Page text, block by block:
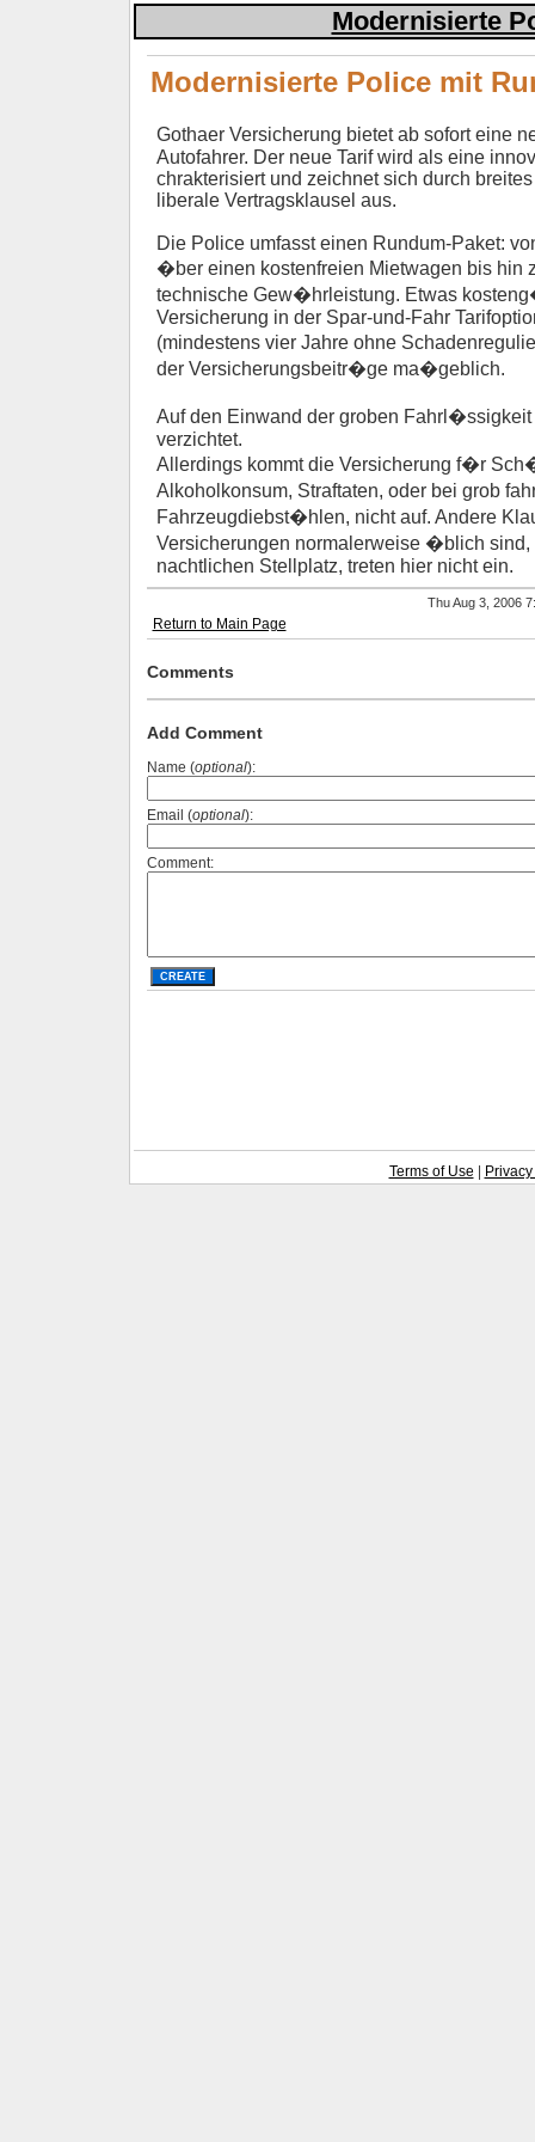
Modernisierte
Modernisierte Police mit
Gothaer Versicherung bietet ab sofort eine
Autofahrer. Der neue Tarif wird als eine
chrakterisiert und zeichnet sich durch
liberale Vertragsklausel aus.
Die Police umfasst einen Rundum-Paket:
�ber einen kostenfreien Mietwagen bis hin
technische Gew�hrleistung. Etwas
Versicherung in der Spar-und-Fahr
(mindestens vier Jahre ohne
der Versicherungsbeitr�ge ma�geblich.
Auf den Einwand der groben
verzichtet.
Allerdings kommt die Versicherung f�r
Alkoholkonsum, Straftaten, oder bei grob
Fahrzeugdiebst�hlen, nicht auf. Andere
Versicherungen normalerweise �blich
nachtlichen Stellplatz, treten hier nicht ein.
Thu Aug 3, 2006
Return to Main Page
Comments
Add Comment
Name (optional):
Email (optional):
Comment:
Terms of Use